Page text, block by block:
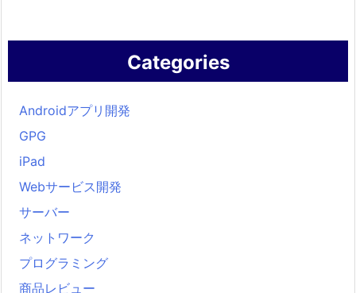
Categories
Androidアプリ開発
GPG
iPad
Webサービス開発
サーバー
ネットワーク
プログラミング
商品レビュー